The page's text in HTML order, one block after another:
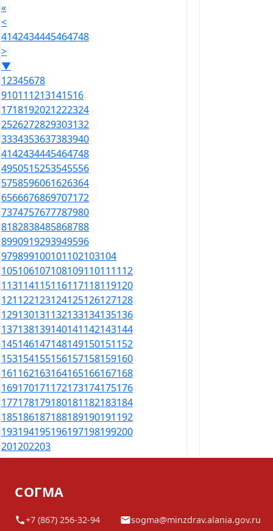
«
<
4142434445464748
>
▼
12345678
910111213141516
1718192021222324
2526272829303132
3334353637383940
4142434445464748
4950515253545556
5758596061626364
6566676869707172
7374757677787980
8182838485868788
8990919293949596
979899100101102103104
105106107108109110111112
113114115116117118119120
121122123124125126127128
129130131132133134135136
137138139140141142143144
145146147148149150151152
153154155156157158159160
161162163164165166167168
169170171172173174175176
177178179180181182183184
185186187188189190191192
193194195196197198199200
201202203
СОГМА
+7 (867) 256-32-94 sogma@minzdrav.alania.gov.ru